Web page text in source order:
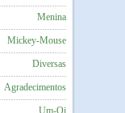
Menina
Mickey-Mouse
Diversas
Agradecimentos
Um-Oi